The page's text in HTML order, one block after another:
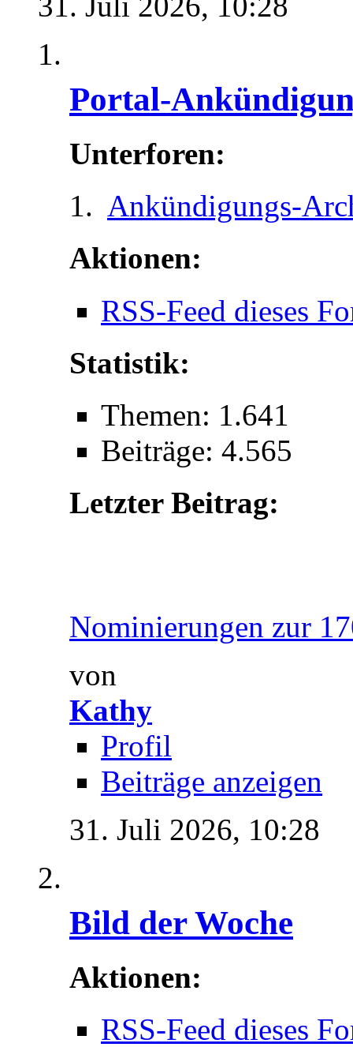
Portal-
Unterforen:
Ankündigungs-
Aktionen:
RSS-Feed dieses
Statistik:
Themen: 1.641
Beiträge: 4.565
Letzter Beitrag:
Nominierungen zur
von
Kathy
Profil
Beiträge anzeigen
31. Juli 2026, 10:28
Bild der Woche
Aktionen:
RSS-Feed dieses